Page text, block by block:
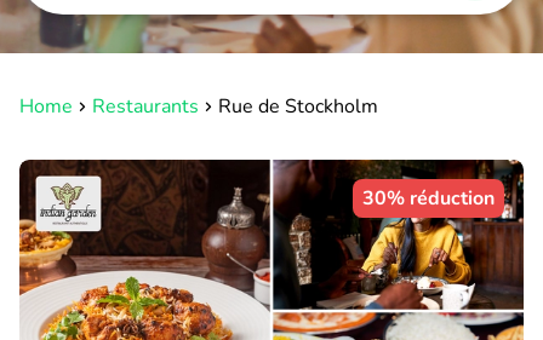
Home Restaurants Rue de Stockholm
30% réduction